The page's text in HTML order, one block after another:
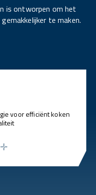
is ontworpen om het
te maken.
voor efficiënt koken